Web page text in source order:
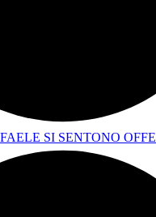
SI SENTONO